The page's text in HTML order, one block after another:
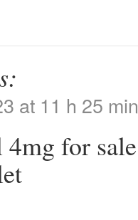
at 11 h 25 min
for